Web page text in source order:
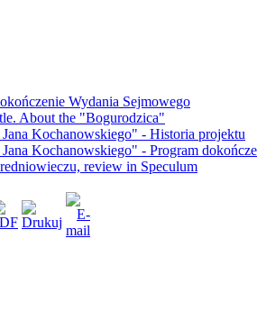
Wydania Sejmowego
About the "Bogurodzica"
Jana Kochanowskiego" - Historia projektu
Kochanowskiego" - Program
review in Speculum